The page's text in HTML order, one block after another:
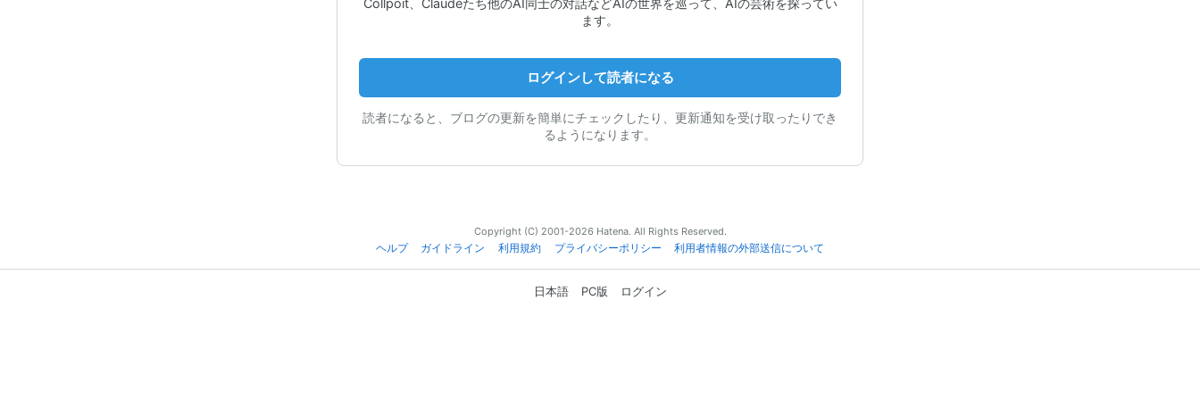
ます。
ログインして読者になる
読者になると、ブログの更新を簡単にチェックしたり、更新通知を受け取ったりでき
るようになります。
Copyright (C) 2001-2026 Hatena. All Rights Reserved.
ヘルプ
ガイドライン 利用規約 プライバシーポリシー 利用者情報の外部送信について
日本語 PC版 ログイン